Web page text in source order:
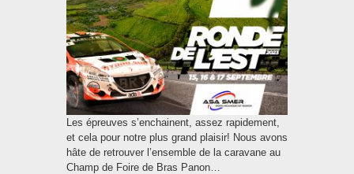
Les épreuves s’enchainent, assez rapidement,
et cela pour notre plus grand plaisir! Nous avons
hâte de retrouver l’ensemble de la caravane au
Champ de Foire de Bras Panon…